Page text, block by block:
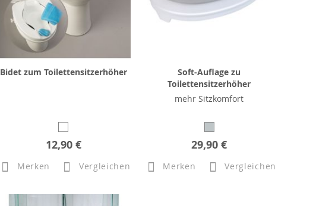
Bidet zum Toilettensitzerhöher
12,90 €
Merken Vergleichen
Soft-Auflage zu
Toilettensitzerhöher
mehr Sitzkomfort
29,90 €
Merken Vergleichen